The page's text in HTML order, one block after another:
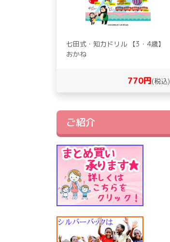
七田式・知力ドリル 【3・4歳】
おかね
770円(税込)
ご紹介